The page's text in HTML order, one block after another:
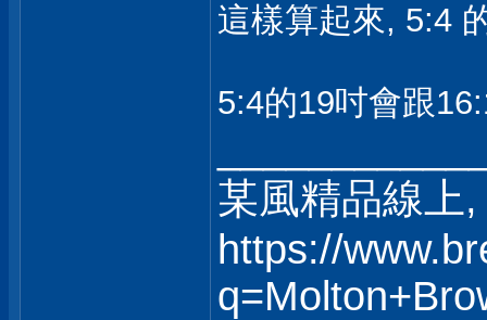
這樣算起來, 5:4
5:4的19吋會跟
某風精品線上
https://